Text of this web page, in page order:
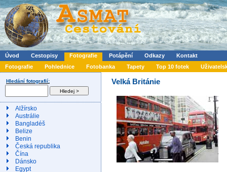
Úvod Cestopisy Fotografie Potápění Odkazy
Kontakt
Fotografie
Pohlednice Fotobanka Tapety Top 10 fotek
Hledání fotografií:
Alžírsko
Austrálie
Bangladéš
Belize
Benin
Česká republika
Čína
Dánsko
Egypt
Velká Británie